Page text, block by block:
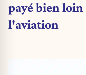
payé bien loin
l'aviation